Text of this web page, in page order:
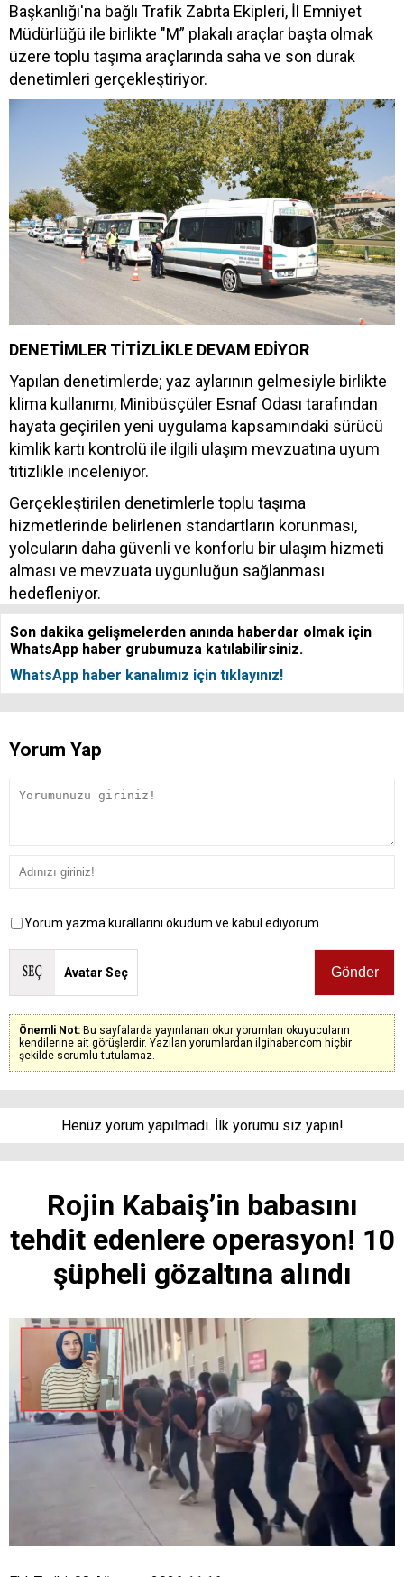
Başkanlığı'na bağlı Trafik Zabıta Ekipleri, İl Emniyet
Müdürlüğü ile birlikte "M” plakalı araçlar başta olmak
üzere toplu taşıma araçlarında saha ve son durak
denetimleri gerçekleştiriyor.
DENETİMLER TİTİZLİKLE DEVAM EDİYOR
Yapılan denetimlerde; yaz aylarının gelmesiyle birlikte
klima kullanımı, Minibüsçüler Esnaf Odası tarafından
hayata geçirilen yeni uygulama kapsamındaki sürücü
kimlik kartı kontrolü ile ilgili ulaşım mevzuatına uyum
titizlikle inceleniyor.
Gerçekleştirilen denetimlerle toplu taşıma
hizmetlerinde belirlenen standartların korunması,
yolcuların daha güvenli ve konforlu bir ulaşım hizmeti
alması ve mevzuata uygunluğun sağlanması
hedefleniyor.
Son dakika gelişmelerden anında haberdar olmak için
WhatsApp haber grubumuza katılabilirsiniz.
WhatsApp haber kanalımız için tıklayınız!
Yorum Yap
Yorum yazma kurallarını okudum ve kabul ediyorum.
Avatar Seç
Önemli Not: Bu sayfalarda yayınlanan okur yorumları okuyucuların
kendilerine ait görüşlerdir. Yazılan yorumlardan ilgihaber.com hiçbir
şekilde sorumlu tutulamaz.
Henüz yorum yapılmadı. İlk yorumu siz yapın!
Rojin Kabaiş’in babasını
tehdit edenlere operasyon! 10
şüpheli gözaltına alındı